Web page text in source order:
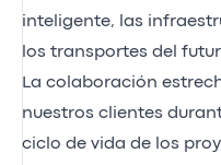
inteligente, las
los transportes del
La colaboración
nuestros clientes
ciclo de vida de los